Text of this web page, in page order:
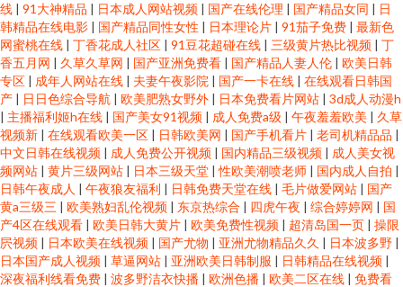
线 | 91大神精品 | 日本成人网站视频 | 国产在线伦理 | 国产精品女同 | 日
韩精品在线电影 | 国产精品同性女性 | 日本理论片 | 91茄子免费 | 最新色
网蜜桃在线 | 丁香花成人社区 | 91豆花超碰在线 | 三级黄片热比视频 | 丁
香五月网 | 久草久草网 | 国产亚洲免费看 | 国产精品人妻人伦 | 欧美日韩
专区 | 成年人网站在线 | 夫妻午夜影院 | 国产一卡在线 | 在线观看日韩国
产 | 日日色综合导航 | 欧美肥熟女野外 | 日本免费看片网站 | 3d成人动漫h
| 主播福利姬h在线 | 国产美女91视频 | 成人免费a级 | 午夜羞羞欧美 | 久草
视频新 | 在线观看欧美一区 | 日韩欧美网 | 国产手机看片 | 老司机精品品 |
中文日韩在线视频 | 成人免费公开视频 | 国内精品三级视频 | 成人美女视
频网站 | 黄片三级网站 | 日本三级天堂 |性欧美潮喷老师 | 国内成人自拍 |
日韩午夜成人 | 午夜狼友福利 | 日韩免费天堂在线 | 毛片做爱网站 | 国产
黄a三级三 | 欧美熟妇乱伦视频 | 东京热综合 | 四虎午夜 | 综合婷婷网 | 国
产4区在线观看 | 欧美日韩大黄片 | 欧美免费性视频 | 超清岛国一页 | 操限
屄视频 | 日本欧美在线视频 | 国产尤物 | 亚洲尤物精品久久 | 日本波多野 |
日本国产成人视频 | 草逼网站 | 亚洲欧美日韩制服 | 日韩精品在线视频 |
深夜福利线看免费 | 波多野洁衣快播 | 欧洲色播 | 欧美二区在线 | 免费看